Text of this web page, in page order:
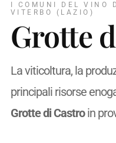
I COMUNI DEL VINO
VITERBO (LAZIO)
Grotte
La viticoltura, la
principali risorse
Grotte di Castroin